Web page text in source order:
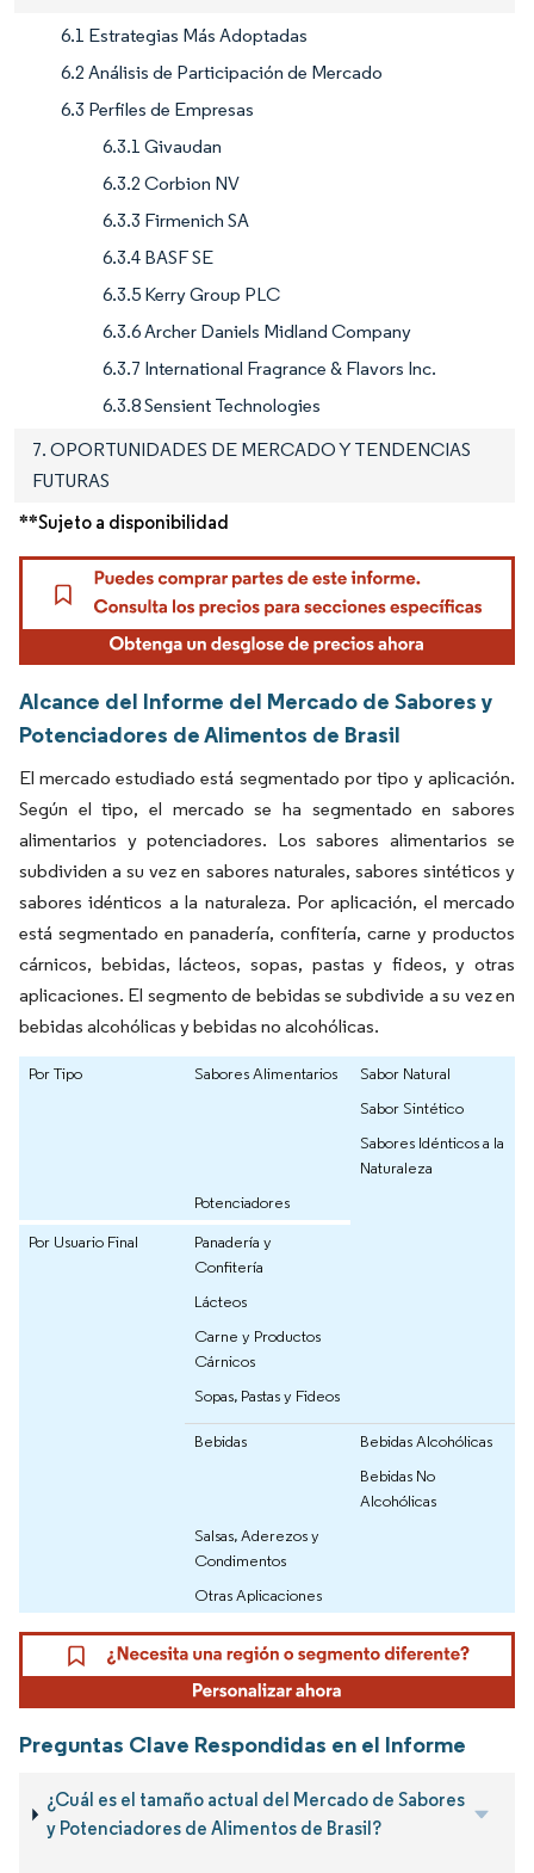
6.1 Estrategias Más Adoptadas
6.2 Análisis de Participación de Mercado
6.3 Perfiles de Empresas
6.3.1 Givaudan
6.3.2 Corbion NV
6.3.3 Firmenich SA
6.3.4 BASF SE
6.3.5 Kerry Group PLC
6.3.6 Archer Daniels Midland Company
6.3.7 International Fragrance & Flavors Inc.
6.3.8 Sensient Technologies
7. OPORTUNIDADES DE MERCADO Y TENDENCIAS
FUTURAS
**Sujeto a disponibilidad
Alcance del Informe del Mercado de Sabores y
Potenciadores de Alimentos de Brasil
El mercado estudiado está segmentado por tipo y aplicación.
Según el tipo, el mercado se ha segmentado en sabores
alimentarios y potenciadores. Los sabores alimentarios se
subdividen a su vez en sabores naturales, sabores sintéticos y
sabores idénticos a la naturaleza. Por aplicación, el mercado
está segmentado en panadería, confitería, carne y productos
cárnicos, bebidas, lácteos, sopas, pastas y fideos, y otras
aplicaciones. El segmento de bebidas se subdivide a su vez en
bebidas alcohólicas y bebidas no alcohólicas.
Por Tipo Sabores Alimentarios
Sabor Natural
Sabor Sintético
Sabores Idénticos a la
Naturaleza
Potenciadores
Por Usuario Final
Panadería y
Confitería
Lácteos
Carne y Productos
Cárnicos
Sopas, Pastas y Fideos
Bebidas
Bebidas Alcohólicas
Bebidas No
Alcohólicas
Salsas, Aderezos y
Condimentos
Otras Aplicaciones
Preguntas Clave Respondidas en el Informe
¿Cuál es el tamaño actual del Mercado de Sabores
y Potenciadores de Alimentos de Brasil?